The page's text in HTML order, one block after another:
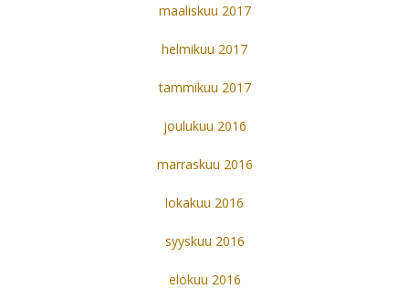
maaliskuu 2017
helmikuu 2017
tammikuu 2017
joulukuu 2016
marraskuu 2016
lokakuu 2016
syyskuu 2016
elokuu 2016